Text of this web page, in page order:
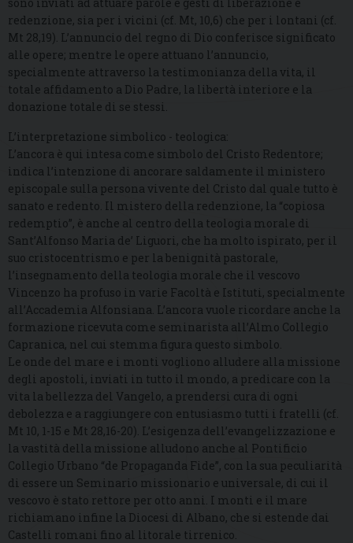
redenzione, sia per i vicini (cf. Mt, 10,6) che per i lontani (cf.
Mt 28,19). L’annuncio del regno di Dio conferisce significato
alle opere; mentre le opere attuano l’annuncio,
specialmente attraverso la testimonianza della vita, il
totale affidamento a Dio Padre, la libertà interiore e la
donazione totale di se stessi.
L’interpretazione simbolico - teologica:
L’ancora è qui intesa come simbolo del Cristo Redentore;
indica l’intenzione di ancorare saldamente il ministero
episcopale sulla persona vivente del Cristo dal quale tutto è
sanato e redento. Il mistero della redenzione, la “copiosa
redemptio”, è anche al centro della teologia morale di
Sant’Alfonso Maria de’ Liguori, che ha molto ispirato, per il
suo cristocentrismo e per la benignità pastorale,
l’insegnamento della teologia morale che il vescovo
Vincenzo ha profuso in varie Facoltà e Istituti, specialmente
all’Accademia Alfonsiana. L’ancora vuole ricordare anche la
formazione ricevuta come seminarista all’Almo Collegio
Capranica, nel cui stemma figura questo simbolo.
Le onde del mare e i monti vogliono alludere alla missione
degli apostoli, inviati in tutto il mondo, a predicare con la
vita la bellezza del Vangelo, a prendersi cura di ogni
debolezza e a raggiungere con entusiasmo tutti i fratelli (cf.
Mt 10, 1-15 e Mt 28,16-20). L’esigenza dell’evangelizzazione e
la vastità della missione alludono anche al Pontificio
Collegio Urbano “de Propaganda Fide”, con la sua peculiarità
di essere un Seminario missionario e universale, di cui il
vescovo è stato rettore per otto anni. I monti e il mare
richiamano infine la Diocesi di Albano, che si estende dai
Castelli romani fino al litorale tirrenico.